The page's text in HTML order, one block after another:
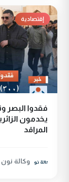
إقتصادية
يخدمون
المراقد
وكالة نون